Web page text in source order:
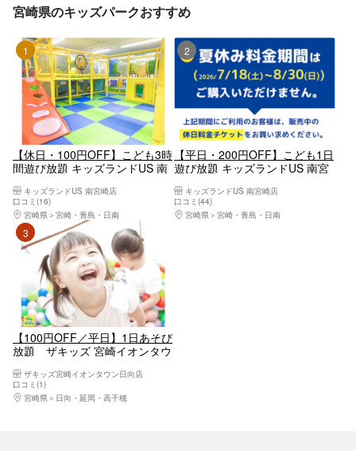
宮崎県のキッズパークおすすめ
1位
【休日・100円OFF】こども3時
間遊び放題 キッズランドUS 南
キッズランドUS 南宮崎店
口コミ(16)
宮崎県
宮崎・青島・日南
2位
【平日・200円OFF】こども1日
遊び放題 キッズランドUS 南宮
キッズランドUS 南宮崎店
口コミ(44)
宮崎県
宮崎・青島・日南
3位
【100円OFF／平日】1日あそび
放題 ザキッズ 宮崎イオンタウ
ザキッズ宮崎イオンタウン日向店
口コミ(1)
宮崎県
日向・延岡・高千穂